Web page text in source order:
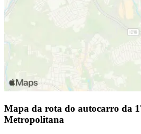
Mapa da rota do autocarro da
Metropolitana